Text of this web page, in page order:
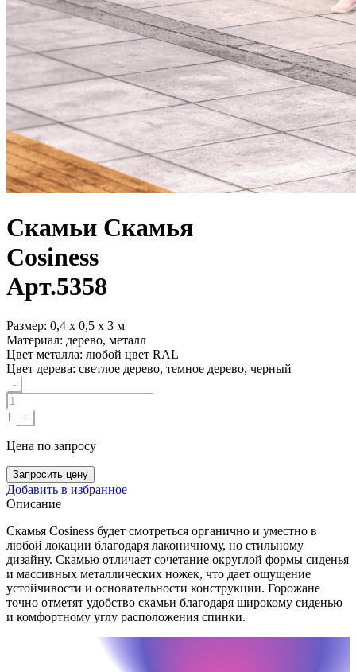
Скамьи Скамья
Cosiness
Арт.5358
Размер: 0,4 х 0,5 х 3 м
Материал: дерево, металл
Цвет металла: любой цвет RAL
Цвет дерева: светлое дерево, темное дерево, черный
Quantity
-
1 +
Цена по запросу
Запросить цену
Добавить в избранное
Описание
Скамья Cosiness будет смотреться органично и уместно в
любой локации благодаря лаконичному, но стильному
дизайну. Скамью отличает сочетание округлой формы сиденья
и массивных металлических ножек, что дает ощущение
устойчивости и основательности конструкции. Горожане
точно отметят удобство скамьи благодаря широкому сиденью
и комфортному углу расположения спинки.